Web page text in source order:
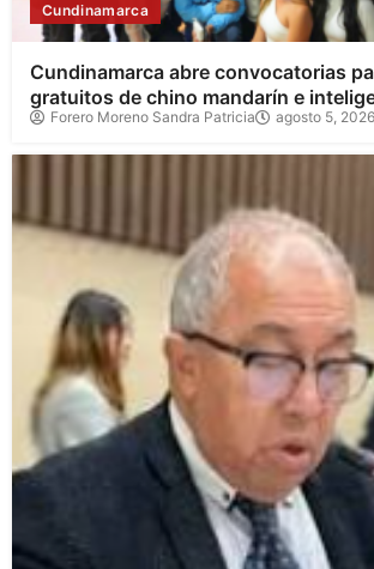
Cundinamarca
Cundinamarca abre convocatorias
gratuitos de chino mandarín e
Forero Moreno Sandra Patricia agosto 5, 2026